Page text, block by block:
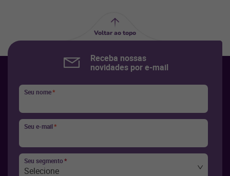
Voltar ao topo
Receba nossas
novidades por e-mail
Seu nome*
Seu e-mail*
Seu segmento*
Selecione